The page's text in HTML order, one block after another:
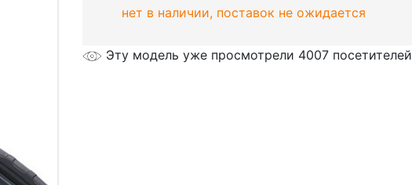
нет в наличии, поставок не ожидается
Эту модель уже просмотрели 4007 посетителей